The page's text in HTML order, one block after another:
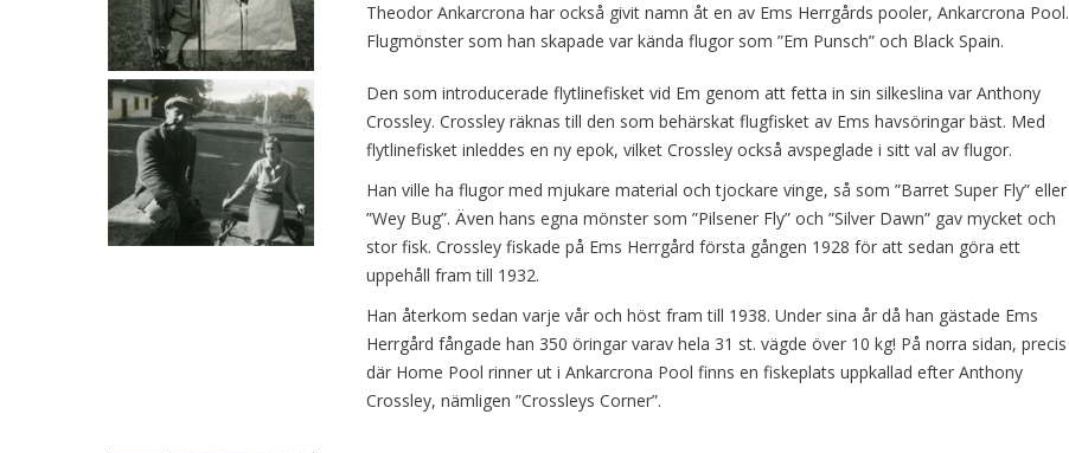
Theodor Ankarcrona har också givit namn åt en av Ems Herrgårds pooler, Ankarcrona Pool.
Flugmönster som han skapade var kända flugor som ”Em Punsch” och Black Spain.
Den som introducerade flytlinefisket vid Em genom att fetta in sin silkeslina var Anthony
Crossley. Crossley räknas till den som behärskat flugfisket av Ems havsöringar bäst. Med
flytlinefisket inleddes en ny epok, vilket Crossley också avspeglade i sitt val av flugor.
Han ville ha flugor med mjukare material och tjockare vinge, så som ”Barret Super Fly” eller
”Wey Bug”. Även hans egna mönster som ”Pilsener Fly” och ”Silver Dawn” gav mycket och
stor fisk. Crossley fiskade på Ems Herrgård första gången 1928 för att sedan göra ett
uppehåll fram till 1932.
Han återkom sedan varje vår och höst fram till 1938. Under sina år då han gästade Ems
Herrgård fångade han 350 öringar varav hela 31 st. vägde över 10 kg! På norra sidan, precis
där Home Pool rinner ut i Ankarcrona Pool finns en fiskeplats uppkallad efter Anthony
Crossley, nämligen ”Crossleys Corner”.